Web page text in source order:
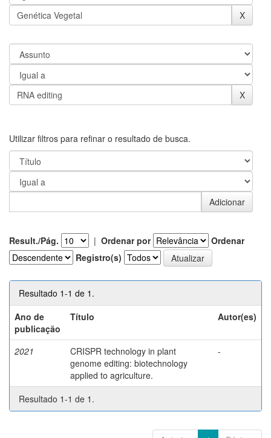
Utilizar filtros para refinar o resultado de busca.
Result./Pág. | Ordenar por
Ordenar
Registro(s)
Resultado 1-1 de 1.
Ano de
publicação
Título Autor(es)
2021
CRISPR technology in plant
genome editing: biotechnology
applied to agriculture.
-
Resultado 1-1 de 1.